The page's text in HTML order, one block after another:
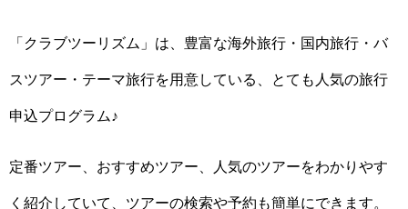
「クラブツーリズム」は、豊富な海外旅行・国内旅行・バ
スツアー・テーマ旅行を用意している、とても人気の旅行
申込プログラム♪
定番ツアー、おすすめツアー、人気のツアーをわかりやす
く紹介していて、ツアーの検索や予約も簡単にできます。